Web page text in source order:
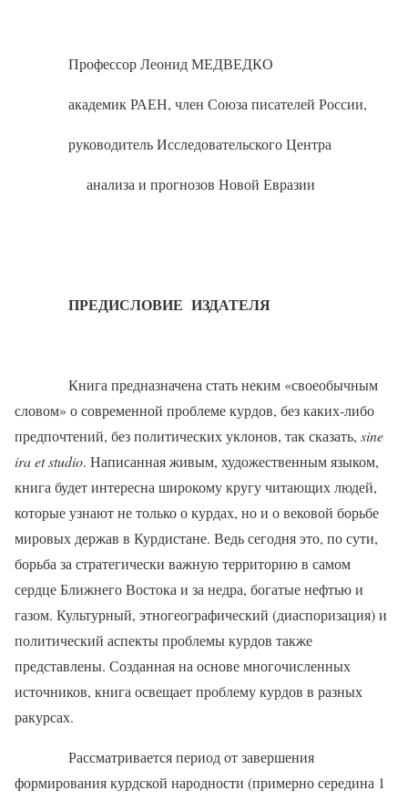
Профессор Леонид МЕДВЕДКО
академик РАЕН, член Союза писателей России,
руководитель Исследовательского Центра
анализа и прогнозов Новой Евразии
ПРЕДИСЛОВИЕ ИЗДАТЕЛЯ
Книга предназначена стать неким «своеобычным
словом» о современной проблеме курдов, без каких-либо
предпочтений, без политических уклонов, так сказать, sine
iraetstudio. Написанная живым, художественным языком,
книга будет интересна широкому кругу читающих людей,
которые узнают не только о курдах, но и о вековой борьбе
мировых держав в Курдистане. Ведь сегодня это, по сути,
борьба за стратегически важную территорию в самом
сердце Ближнего Востока и за недра, богатые нефтью и
газом. Культурный, этногеографический (диаспоризация) и
политический аспекты проблемы курдов также
представлены. Созданная на основе многочисленных
источников, книга освещает проблему курдов в разных
ракурсах.
Рассматривается период от завершения
формирования курдской народности (примерно середина 1